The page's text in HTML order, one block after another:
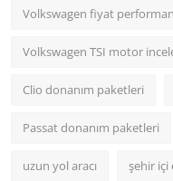
Volkswagen fiyat
Volkswagen TSI motor
Clio donanım paketleri
Passat donanım paketleri
uzun yol aracı şehir içi